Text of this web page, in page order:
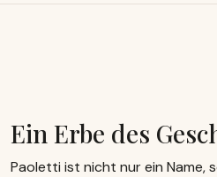
Ein Erbe des
Paoletti ist nicht nur ein Name,